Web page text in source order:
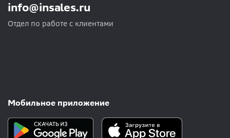
info@insales.ru
Отдел по работе с клиентами
Мобильное приложение